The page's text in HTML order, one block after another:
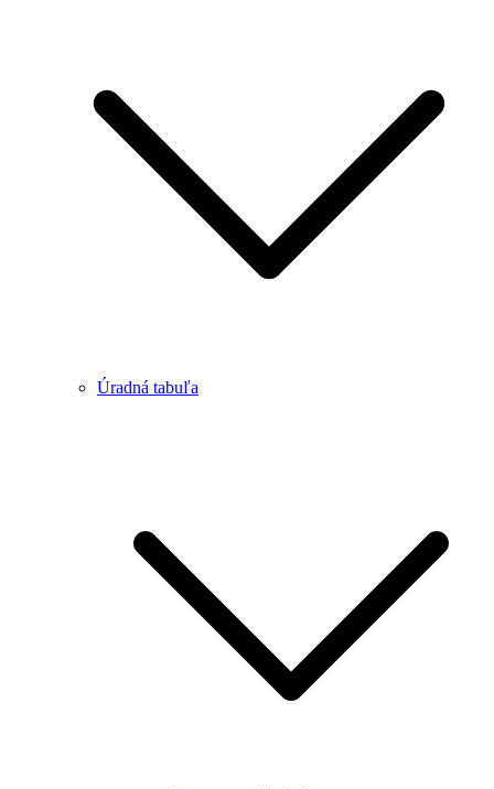
Úradná tabuľa